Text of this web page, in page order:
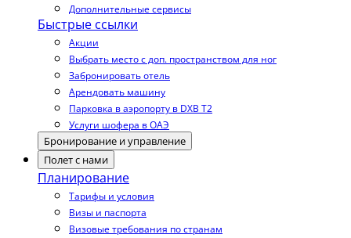
Дополнительные сервисы
Быстрые ссылки
Акции
Выбрать место с доп. пространством для ног
Забронировать отель
Арендовать машину
Парковка в аэропорту в DXB T2
Услуги шофера в ОАЭ
Бронирование и управление
Полет с нами
Планирование
Тарифы и условия
Визы и паспорта
Визовые требования по странам